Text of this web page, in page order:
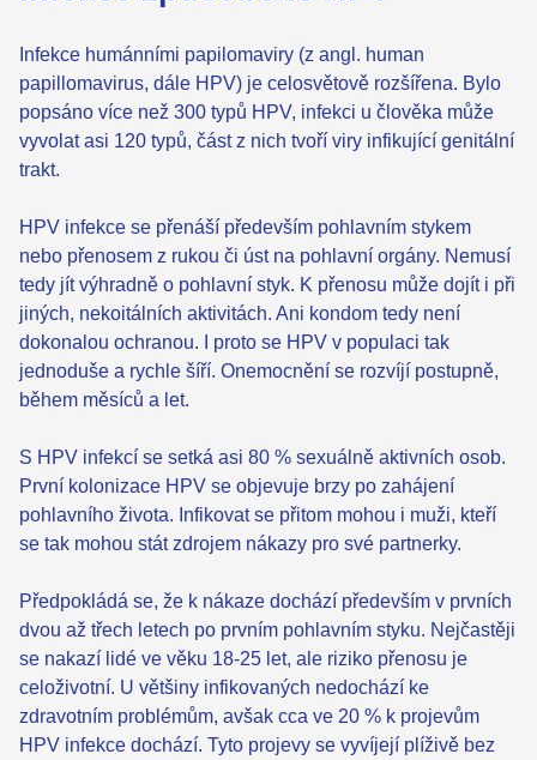
Infekce humánními papilomaviry (z angl. human
papillomavirus, dále HPV) je celosvětově rozšířena. Bylo
popsáno více než 300 typů HPV, infekci u člověka může
vyvolat asi 120 typů, část z nich tvoří viry infikující genitální
trakt.
HPV infekce se přenáší především pohlavním stykem
nebo přenosem z rukou či úst na pohlavní orgány. Nemusí
tedy jít výhradně o pohlavní styk. K přenosu může dojít i při
jiných, nekoitálních aktivitách. Ani kondom tedy není
dokonalou ochranou. I proto se HPV v populaci tak
jednoduše a rychle šíří. Onemocnění se rozvíjí postupně,
během měsíců a let.
S HPV infekcí se setká asi 80 % sexuálně aktivních osob.
První kolonizace HPV se objevuje brzy po zahájení
pohlavního života. Infikovat se přitom mohou i muži, kteří
se tak mohou stát zdrojem nákazy pro své partnerky.
Předpokládá se, že k nákaze dochází především v prvních
dvou až třech letech po prvním pohlavním styku. Nejčastěji
se nakazí lidé ve věku 18-25 let, ale riziko přenosu je
celoživotní. U většiny infikovaných nedochází ke
zdravotním problémům, avšak cca ve 20 % k projevům
HPV infekce dochází. Tyto projevy se vyvíjejí plíživě bez